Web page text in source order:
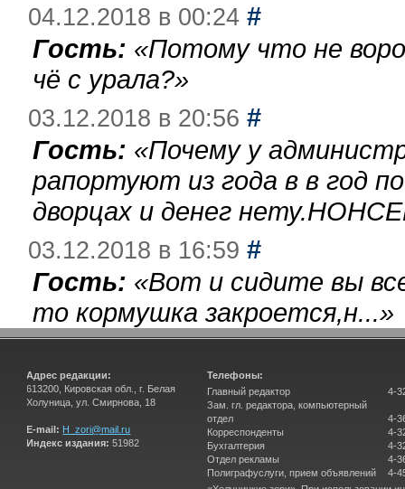
04.12.2018 в 00:24 #
Гость: «Потому что не
чё с урала?»
03.12.2018 в 20:56 #
Гость: «Почему у
рапортуют из года в в год
дворцах и денег
03.12.2018 в 16:59 #
Гость: «Вот и сидите вы
то кормушка закроется,н...»
Адрес редакции:
613200, Кировская обл., г. Белая
Холуница, ул. Смирнова, 18
E-mail: H_zori@mail.ru
Индекс издания: 51982
Телефоны:
Главный редактор
Зам. гл. редактора, компьютерный
отдел
Корреспонденты
Бухгалтерия
Отдел рекламы
Полиграфуслуги, прием объявлений
4-
4-
4-
4-
4-
4-